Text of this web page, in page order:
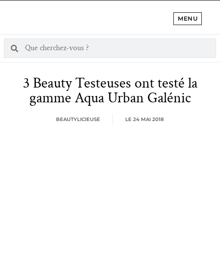
MENU
3 Beauty Testeuses ont testé la
gamme Aqua Urban Galénic
BEAUTYLICIEUSE LE 24 MAI 2018